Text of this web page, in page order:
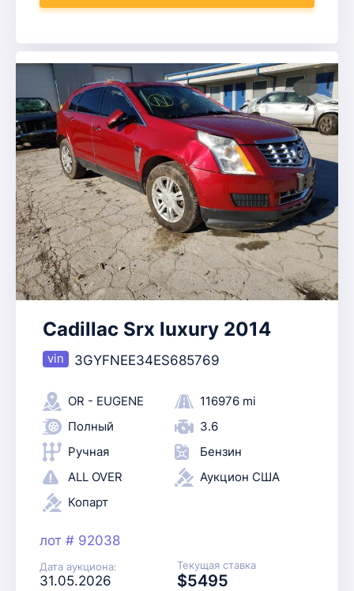
Cadillac Srx luxury 2014
3GYFNEE34ES685769
OR - EUGENE
116976 mi
Полный
3.6
Ручная
Бензин
ALL OVER
Аукцион США
Копарт
лот # 92038
Дата аукциона:
31.05.2026
Текущая ставка
$5495